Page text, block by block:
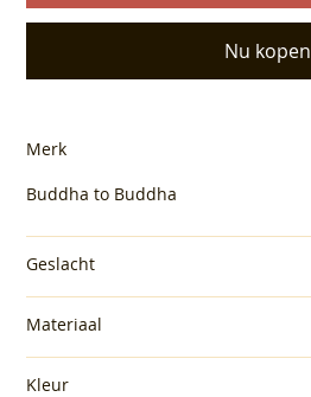
Nu kopen
Merk
Buddha to Buddha
Geslacht
Materiaal
Kleur